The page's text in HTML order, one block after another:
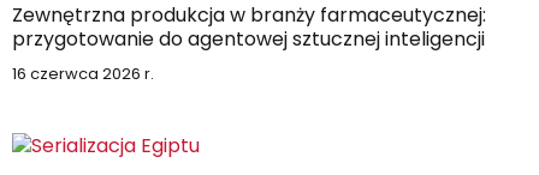
Zewnętrzna produkcja w branży farmaceutycznej:
przygotowanie do agentowej sztucznej inteligencji
16 czerwca 2026 r.